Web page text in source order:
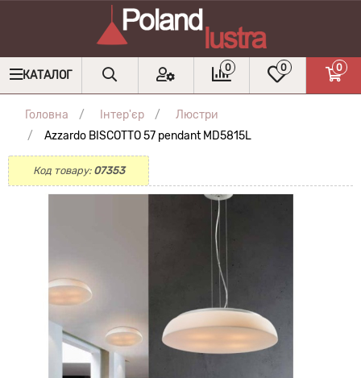
КАТАЛОГ
0 0 0
Головна Інтер'єр
Люстри
Azzardo BISCOTTO 57 pendant MD5815L
Код товару: 07353